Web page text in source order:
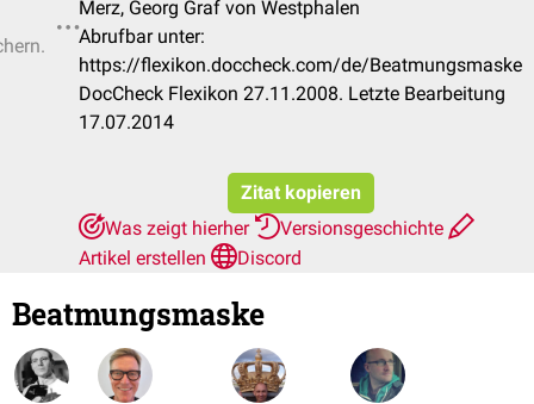
Merz, Georg Graf von Westphalen
Abrufbar unter:
https://flexikon.doccheck.com/de/Beatmungsmaske
DocCheck Flexikon 27.11.2008. Letzte Bearbeitung
17.07.2014
Zitat kopieren
Was zeigt hierher
Versionsgeschichte
Artikel erstellen
Discord
Beatmungsmaske